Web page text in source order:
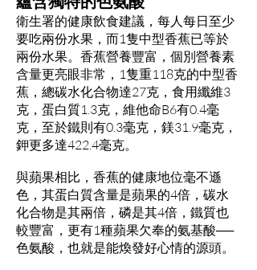
衛生署的健康飲食建議，每人每日至少
要吃兩份水果，而1隻中型香蕉已等於
兩份水果。香蕉營養豐富，個別營養素
含量更亮眼非常，1隻重118克的中型香
蕉，總碳水化合物達27克，食用纖維3
克，蛋白質1.3克，維他命B6有0.4毫
克，至於鐵則有0.3毫克，鎂31.9毫克，
鉀更多達422.4毫克。
與蘋果相比，香蕉的健康地位毫不遜
色，其蛋白質含量是蘋果的4倍，碳水
化合物是其兩倍，磷是其4倍，鐵質也
較豐富，更有1種蘋果欠奉的氨基酸──
色氨酸，也就是能煥發好心情的源頭。